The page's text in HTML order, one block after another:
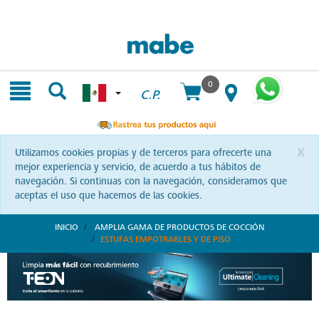
C.P.
0
x
Utilizamos cookies propias y de terceros para ofrecerte una
mejor experiencia y servicio, de acuerdo a tus hábitos de
navegación. Si continuas con la navegación, consideramos que
aceptas el uso que hacemos de las cookies.
INICIO
AMPLIA GAMA DE PRODUCTOS DE COCCIÓN
ESTUFAS EMPOTRABLES Y DE PISO